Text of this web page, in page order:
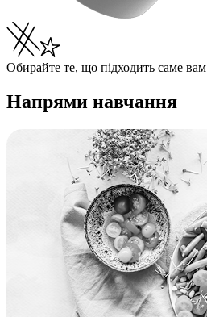
Обирайте те, що підходить саме вам
Напрями навчання